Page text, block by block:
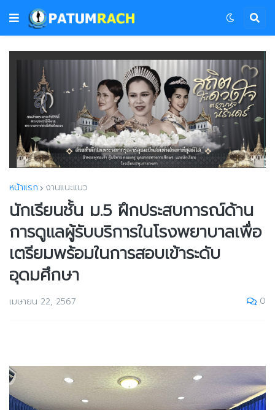
หน้าแรก งานแนะแนว
นักเรียนชั้น ม.5 ฝึกประสบการณ์ด้าน
การดูแลผู้รับบริการในโรงพยาบาลเพื่อ
เตรียมพร้อมในการสอบเข้าระดับ
อุดมศึกษา
เมษายน 22, 2567 0